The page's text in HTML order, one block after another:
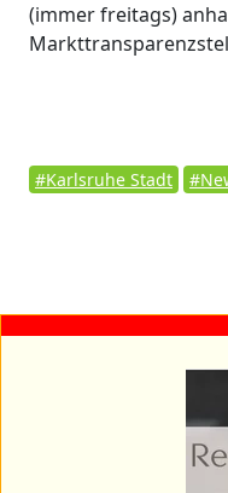
(immer freitags)
#Karlsruhe Stadt